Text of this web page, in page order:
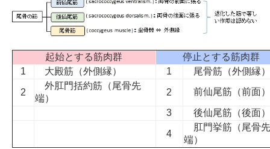
起始とする筋肉群
停止とする筋肉群
1
大殿筋（外側縁） 1 尾骨筋（外側縁）
2
外肛門括約筋（尾骨先
端）
2 前仙尾筋（前面）
3 後仙尾筋（後面）
4
肛門挙筋（尾骨先
端）